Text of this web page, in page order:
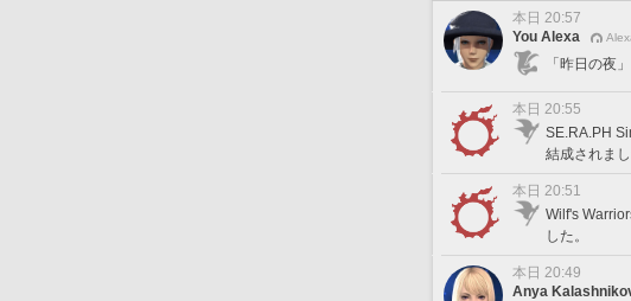
本日 20:57
You Alexa
「昨日の夜
本日 20:55
SE.RA.PH
結成されまし
本日 20:51
Wilf's
した。
本日 20:49
Anya